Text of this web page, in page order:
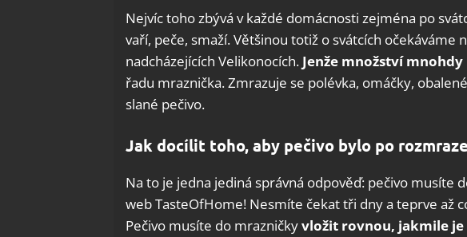
Nejvíc toho zbývá v každé domácnosti zejména po
vaří, peče, smaží. Většinou totiž o svátcích očekáváme
nadcházejících Velikonocích. Jenže množství
řadu mraznička. Zmrazuje se polévka, omáčky,
slané pečivo.
Jak docílit toho, aby pečivo bylo po
Na to je jedna jediná správná odpověď: pečivo musíte
web TasteOfHome! Nesmíte čekat tři dny a teprve až
Pečivo musíte do mrazničkyvložit rovnou, jakmile